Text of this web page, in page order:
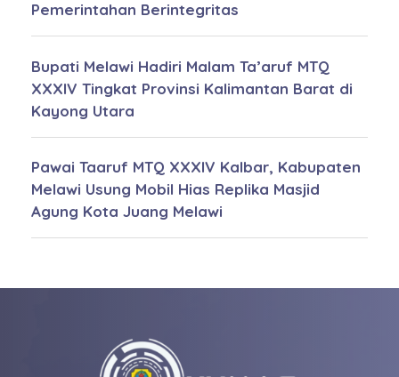
Pemerintahan Berintegritas
Bupati Melawi Hadiri Malam Ta’aruf MTQ
XXXIV Tingkat Provinsi Kalimantan Barat di
Kayong Utara
Pawai Taaruf MTQ XXXIV Kalbar, Kabupaten
Melawi Usung Mobil Hias Replika Masjid
Agung Kota Juang Melawi